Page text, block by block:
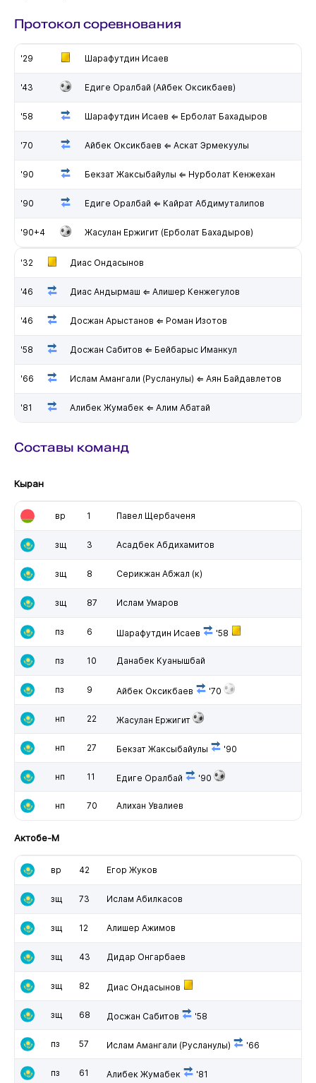
Протокол соревнования
'29 Шарафутдин Исаев
'43 Едиге Оралбай (Айбек Оксикбаев)
'58 Шарафутдин Исаев ⇐ Ерболат Бахадыров
'70 Айбек Оксикбаев ⇐ Аскат Эрмекуулы
'90 Бекзат Жаксыбайулы ⇐ Нурболат Кенжехан
'90 Едиге Оралбай ⇐ Кайрат Абдимуталипов
'90+4 Жасулан Ержигит (Ерболат Бахадыров)
'32 Диас Ондасынов
'46 Диас Андырмаш ⇐ Алишер Кенжегулов
'46 Досжан Арыстанов ⇐ Роман Изотов
'58 Досжан Сабитов ⇐ Бейбарыс Иманкул
'66 Ислам Амангали (Русланулы) ⇐ Аян Байдавлетов
'81 Алибек Жумабек ⇐ Алим Абатай
Составы команд
Кыран
вр 1 Павел Щербаченя
зщ 3 Асадбек Абдихамитов
зщ 8 Серикжан Абжал (к)
зщ 87 Ислам Умаров
пз 6 Шарафутдин Исаев '58
пз 10 Данабек Куанышбай
пз 9 Айбек Оксикбаев '70
нп 22 Жасулан Ержигит
нп 27 Бекзат Жаксыбайулы '90
нп 11 Едиге Оралбай '90
нп 70 Алихан Увалиев
Актобе-М
вр 42 Егор Жуков
зщ 73 Ислам Абилкасов
зщ 12 Алишер Ажимов
зщ 43 Дидар Онгарбаев
зщ 82 Диас Ондасынов
зщ 68 Досжан Сабитов '58
пз 57 Ислам Амангали (Русланулы) '66
пз 61 Алибек Жумабек '81